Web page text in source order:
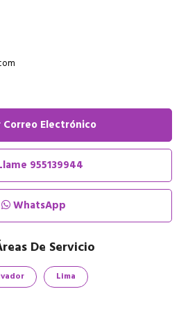
Correo Electrónico
955139944
WhatsApp
De Servicio
Lima